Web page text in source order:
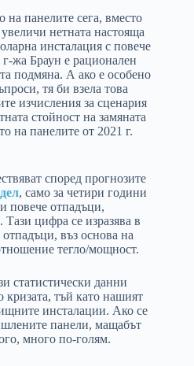
панелите сега, вместо
нетната настояща
инсталация с повече
г-жа Браун е рационален
подмяна. А ако е особено
тя би взела това
изчисления за сценария
стойност на замяната
на панелите от 2021 г.
според прогнозите
, само за четири години
повече отпадъци,
цифра се изразява в
въз основа на
тегло/мощност.
статистически данни
кризата, тъй като нашият
инсталации. Ако се
панели, мащабът
много по-голям.